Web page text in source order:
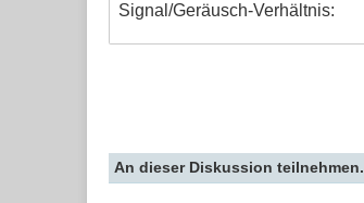
Signal/Geräusch-Verhältnis:
An dieser Diskussion teilnehmen.